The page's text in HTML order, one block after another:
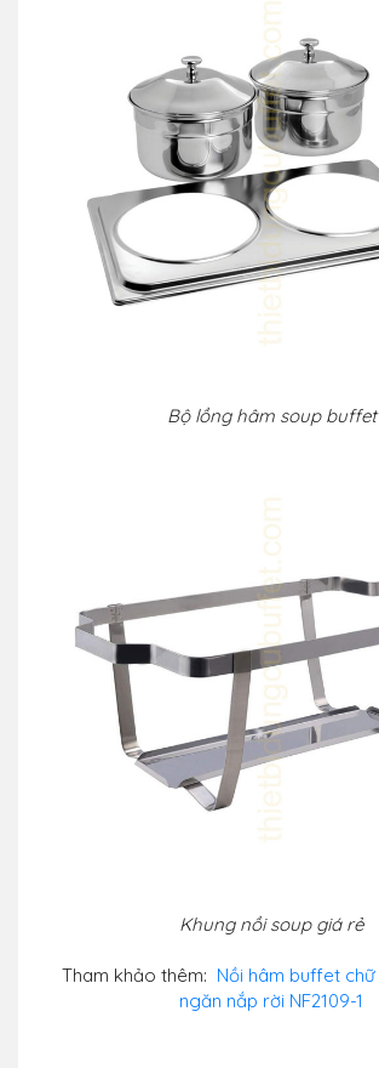
Bộ lồng hâm soup buffet
Khung nồi soup giá rẻ
Tham khảo thêm: Nồi hâm buffet chữ
ngăn nắp rời NF2109-1